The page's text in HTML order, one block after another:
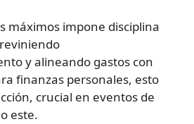
máximos impone disciplina
y alineando gastos con
finanzas personales, esto
crucial en eventos de
este.